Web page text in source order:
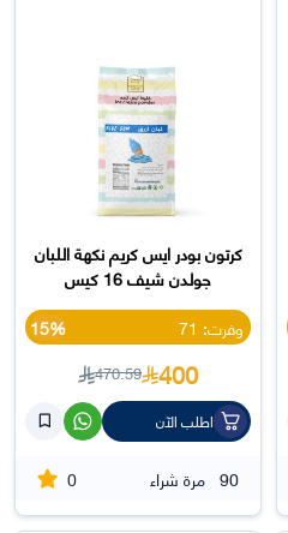
كرتون بودر ايس كريم نكهة اللبان
جولدن شيف 16 كيس
وفرت: 71
15%
400
470.59
اطلب الآن
90 مرة شراء 0